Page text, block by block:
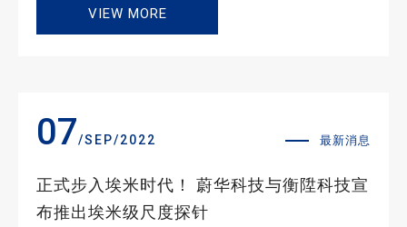
VIEW MORE
07/SEP/2022 最新消息
正式步入埃米时代！ 蔚华科技与衡陞科技宣
布推出埃米级尺度探针